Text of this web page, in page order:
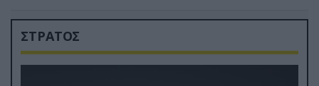
ΣΤΡΑΤΟΣ